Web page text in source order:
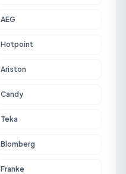
AEG
Hotpoint
Ariston
Candy
Teka
Blomberg
Franke